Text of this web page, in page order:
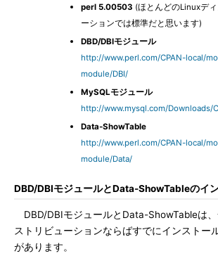
perl 5.00503 (ほとんどのLinuxデ
ーションでは標準だと思います)
DBD/DBIモジュール
http://www.perl.com/CPAN-local/
module/DBI/
MySQLモジュール
http://www.mysql.com/Downloads/
Data-ShowTable
http://www.perl.com/CPAN-local/
module/Data/
DBD/DBIモジュールとData-ShowTableのイ
DBD/DBIモジュールとData-ShowTableは
ストリビューションならばすでにインストー
があります。